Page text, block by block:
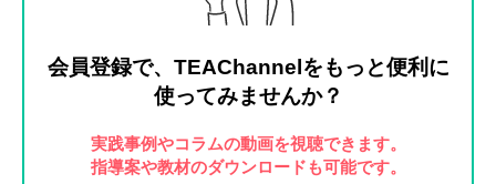
会員登録で、TEAChannelをもっと便利に
使ってみませんか？
実践事例やコラムの動画を視聴できます。
指導案や教材のダウンロードも可能です。